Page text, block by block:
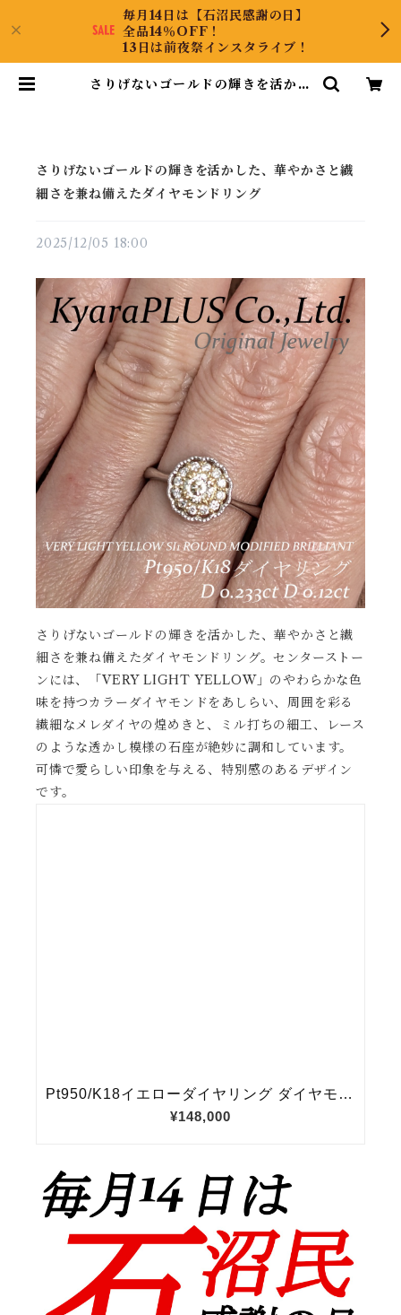
毎月14日は【石沼民感謝の日】
全品14％OFF！
13日は前夜祭インスタライブ！
さりげないゴールドの輝きを活かし
さりげないゴールドの輝きを活かした、華やかさと繊
細さを兼ね備えたダイヤモンドリング
2025/12/05 18:00
さりげないゴールドの輝きを活かした、華やかさと繊
細さを兼ね備えたダイヤモンドリング。センターストー
ンには、「VERY LIGHT YELLOW」のやわらかな色
味を持つカラーダイヤモンドをあしらい、周囲を彩る
繊細なメレダイヤの煌めきと、ミル打ちの細工、レース
のような透かし模様の石座が絶妙に調和しています。
可憐で愛らしい印象を与える、特別感のあるデザイン
です。